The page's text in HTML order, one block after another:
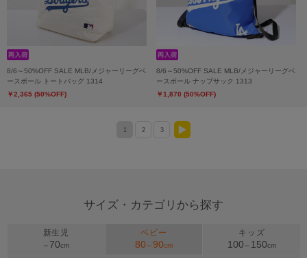
8/6～50%OFF SALE MLB/メジャーリーグベ
ースボール トートバッグ 1314
￥2,365 (50%OFF)
8/6～50%OFF SALE MLB/メジャーリーグベ
ースボール ナップサック 1313
￥1,870 (50%OFF)
1 2 3
サイズ・カテゴリから探す
新生児
～ 70cm
ベビー
80 ～90cm
キッズ
100 ～ 150cm